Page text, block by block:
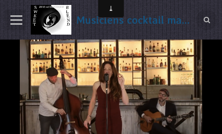
Musiciens cocktail mariage Gironde